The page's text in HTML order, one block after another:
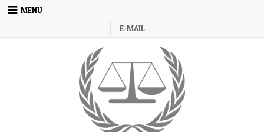
Skip
MENU
E-MAIL